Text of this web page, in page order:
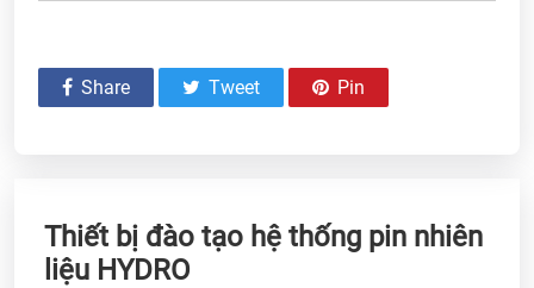
Share Tweet Pin
Thiết bị đào tạo hệ thống pin nhiên
liệu HYDRO